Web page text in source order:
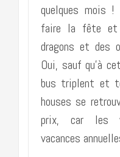
quelques mois
faire la fête et
dragons et des
Oui, sauf qu’à
bus triplent et
houses se
prix, car les
vacances